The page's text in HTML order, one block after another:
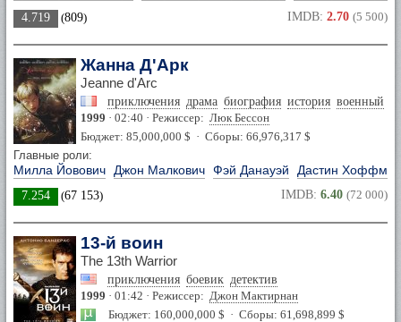
4.719 (809) IMDB: 2.70 (5 500)
Жанна Д'Арк
Jeanne d'Arc
приключения драма биография история военный
1999 · 02:40 · Режиссер: Люк Бессон
Бюджет: 85,000,000 $ · Сборы: 66,976,317 $
Главные роли:
Милла Йовович Джон Малкович Фэй Данауэй Дастин Хоффман
7.254 (67 153) IMDB: 6.40 (72 000)
13-й воин
The 13th Warrior
приключения боевик детектив
1999 · 01:42 · Режиссер: Джон Мактирнан
Бюджет: 160,000,000 $ · Сборы: 61,698,899 $